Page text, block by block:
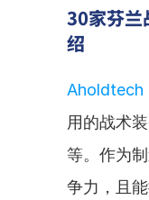
30家芬兰
绍
Aholdtech
用的战术
等。作为
争力，且